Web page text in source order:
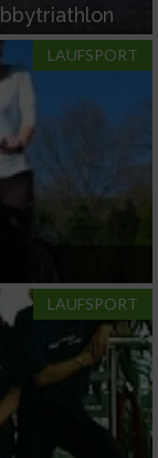
LAUFSPORT
LAUFSPORT